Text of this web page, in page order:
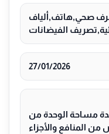
صحي,هاتف,ألياف
الفيضانات
27/01/2026
مساحة الوحدة من
وتختص من المنافع والأجزاء